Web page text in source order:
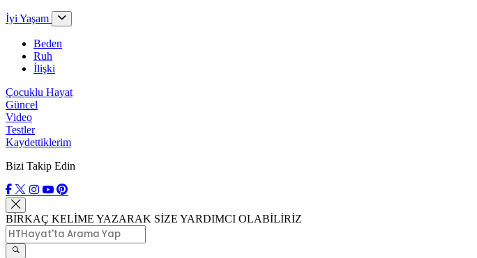
İyi Yaşam
Beden
Ruh
İlişki
Çocuklu Hayat
Güncel
Video
Testler
Kaydettiklerim
Bizi Takip Edin
BİRKAÇ KELİME YAZARAK SİZE YARDIMCI OLABİLİRİZ